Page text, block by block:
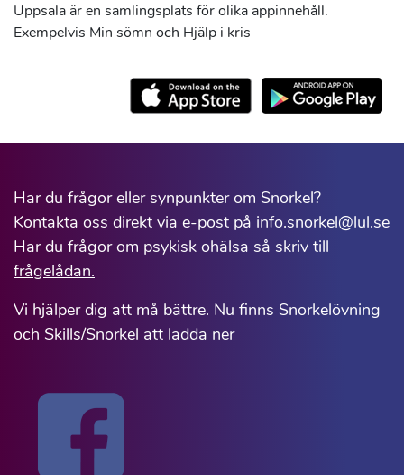
Uppsala är en samlingsplats för olika appinnehåll.
Exempelvis Min sömn och Hjälp i kris
Har du frågor eller synpunkter om Snorkel?
Kontakta oss direkt via e-post på info.snorkel@lul.se
Har du frågor om psykisk ohälsa så skriv till
frågelådan.
Vi hjälper dig att må bättre. Nu finns Snorkelövning
och Skills/Snorkel att ladda ner